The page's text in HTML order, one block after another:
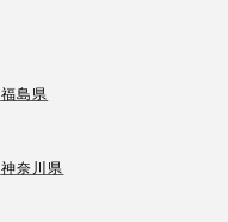
福島県
神奈川県